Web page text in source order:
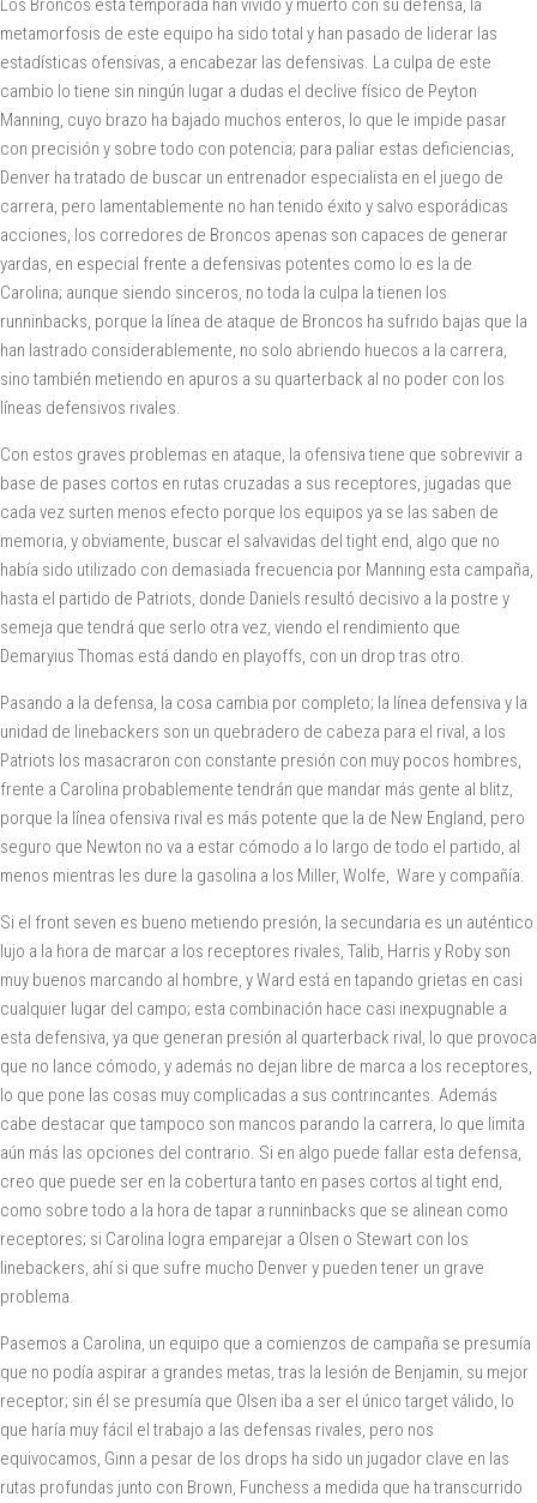
Los Broncos esta temporada han vivido y muerto con su defensa, la
metamorfosis de este equipo ha sido total y han pasado de liderar las
estadísticas ofensivas, a encabezar las defensivas. La culpa de este
cambio lo tiene sin ningún lugar a dudas el declive físico de Peyton
Manning, cuyo brazo ha bajado muchos enteros, lo que le impide pasar
con precisión y sobre todo con potencia; para paliar estas deficiencias,
Denver ha tratado de buscar un entrenador especialista en el juego de
carrera, pero lamentablemente no han tenido éxito y salvo esporádicas
acciones, los corredores de Broncos apenas son capaces de generar
yardas, en especial frente a defensivas potentes como lo es la de
Carolina; aunque siendo sinceros, no toda la culpa la tienen los
runninbacks, porque la línea de ataque de Broncos ha sufrido bajas que la
han lastrado considerablemente, no solo abriendo huecos a la carrera,
sino también metiendo en apuros a su quarterback al no poder con los
líneas defensivos rivales.
Con estos graves problemas en ataque, la ofensiva tiene que sobrevivir a
base de pases cortos en rutas cruzadas a sus receptores, jugadas que
cada vez surten menos efecto porque los equipos ya se las saben de
memoria, y obviamente, buscar el salvavidas del tight end, algo que no
había sido utilizado con demasiada frecuencia por Manning esta campaña,
hasta el partido de Patriots, donde Daniels resultó decisivo a la postre y
semeja que tendrá que serlo otra vez, viendo el rendimiento que
Demaryius Thomas está dando en playoffs, con un drop tras otro.
Pasando a la defensa, la cosa cambia por completo; la línea defensiva y la
unidad de linebackers son un quebradero de cabeza para el rival, a los
Patriots los masacraron con constante presión con muy pocos hombres,
frente a Carolina probablemente tendrán que mandar más gente al blitz,
porque la línea ofensiva rival es más potente que la de New England, pero
seguro que Newton no va a estar cómodo a lo largo de todo el partido, al
menos mientras les dure la gasolina a los Miller, Wolfe, Ware y compañía.
Si el front seven es bueno metiendo presión, la secundaria es un auténtico
lujo a la hora de marcar a los receptores rivales, Talib, Harris y Roby son
muy buenos marcando al hombre, y Ward está en tapando grietas en casi
cualquier lugar del campo; esta combinación hace casi inexpugnable a
esta defensiva, ya que generan presión al quarterback rival, lo que provoca
que no lance cómodo, y además no dejan libre de marca a los receptores,
lo que pone las cosas muy complicadas a sus contrincantes. Además
cabe destacar que tampoco son mancos parando la carrera, lo que limita
aún más las opciones del contrario. Si en algo puede fallar esta defensa,
creo que puede ser en la cobertura tanto en pases cortos al tight end,
como sobre todo a la hora de tapar a runninbacks que se alinean como
receptores; si Carolina logra emparejar a Olsen o Stewart con los
linebackers, ahí si que sufre mucho Denver y pueden tener un grave
problema.
Pasemos a Carolina, un equipo que a comienzos de campaña se presumía
que no podía aspirar a grandes metas, tras la lesión de Benjamin, su mejor
receptor; sin él se presumía que Olsen iba a ser el único target válido, lo
que haría muy fácil el trabajo a las defensas rivales, pero nos
equivocamos, Ginn a pesar de los drops ha sido un jugador clave en las
rutas profundas junto con Brown, Funchess a medida que ha transcurrido